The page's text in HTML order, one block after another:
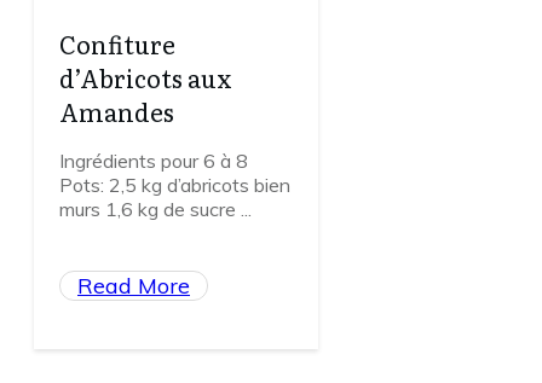
Confiture
d’Abricots aux
Amandes
Ingrédients pour 6 à 8
Pots: 2,5 kg d’abricots bien
murs 1,6 kg de sucre ...
Read More